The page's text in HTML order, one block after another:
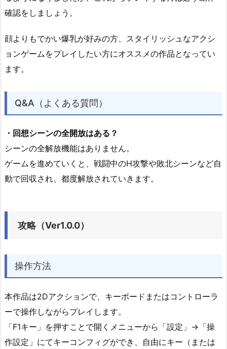
確認をしましょう。
顔よりもでかい爆乳が好みの方、スタイリッシュなアクシ
ョンゲームをプレイしたい方にオススメの作品となってい
ます。
Q&A（よくある質問）
・回想シーンの全開放はある？
シーンの全解放機能はありません。
ゲームを進めていくと、戦闘中のH攻撃や敗北シーンなど自
動で回収され、都度解放されていきます。
攻略（Ver1.0.0）
操作方法
本作品は2Dアクションで、キーボードまたはコントローラ
ーで操作しながらプレイします。
「F1キー」を押すことで開くメニューから「設定」→「操
作設定」にてキーコンフィグができ、自由にキー（または